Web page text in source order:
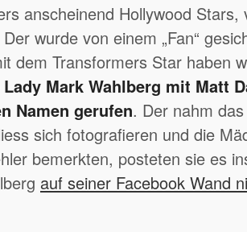
anscheinend Hollywood
wurde von einem „Fan“
dem Transformers Star haben
Mark Wahlberg mit Matt
Namen gerufen. Der nahm
sich fotografieren und die
bemerkten, posteten sie es
auf seiner Facebook Wand